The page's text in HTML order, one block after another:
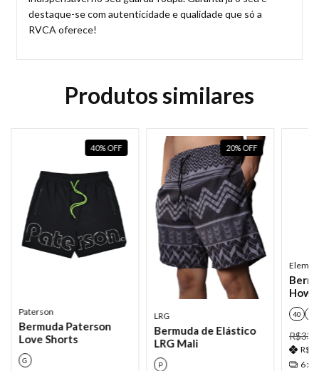
destaque-se com autenticidade e qualidade que só a
RVCA oferece!
Produtos similares
40%OFF
Paterson
Bermuda Paterson
Love Shorts
G
20%OFF
LRG
Bermuda de Elástico
LRG Mali
P
40
6x